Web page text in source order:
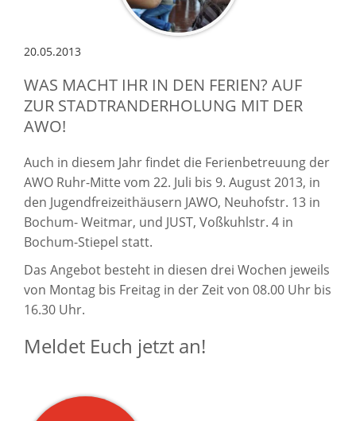
20.05.2013
WAS MACHT IHR IN DEN FERIEN? AUF
ZUR STADTRANDERHOLUNG MIT DER
AWO!
Auch in diesem Jahr findet die Ferienbetreuung der
AWO Ruhr-Mitte vom 22. Juli bis 9. August 2013, in
den Jugendfreizeithäusern JAWO, Neuhofstr. 13 in
Bochum- Weitmar, und JUST, Voßkuhlstr. 4 in
Bochum-Stiepel statt.
Das Angebot besteht in diesen drei Wochen jeweils
von Montag bis Freitag in der Zeit von 08.00 Uhr bis
16.30 Uhr.
Meldet Euch jetzt an!